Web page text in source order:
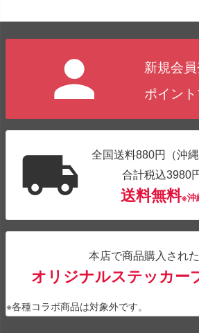
新規会
ポイン
全国送料880円（沖
合計税込3980
送料無料※沖
本店で商品購入され
オリジナルステッカー
※各種コラボ商品は対象外です。